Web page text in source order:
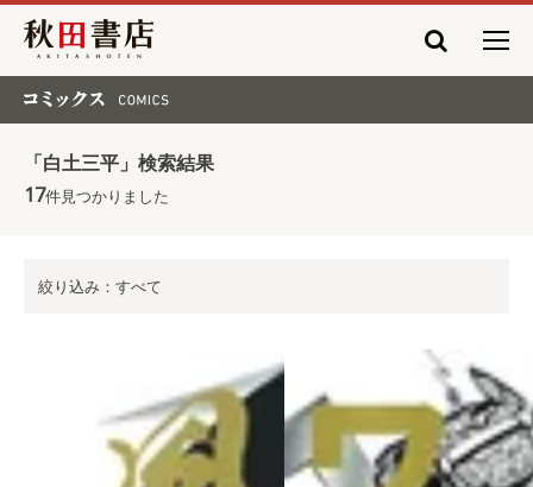
秋田書店
「白土三平」検索結果
17件見つかりました
絞り込み：すべて